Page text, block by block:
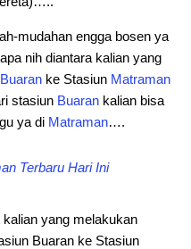
mudahan engga bosen ya
nih diantara kalian yang
Buaran ke Stasiun Matraman
stasiun Buaran kalian bisa
ya di Matraman….
Terbaru Hari Ini
yang melakukan
Buaran ke Stasiun